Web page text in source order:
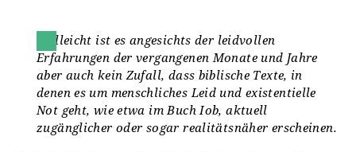
Vielleicht ist es angesichts der leidvollen
Erfahrungen der vergangenen Monate und Jahre
aber auch kein Zufall, dass biblische Texte, in
denen es um menschliches Leid und existentielle
Not geht, wie etwa im Buch Iob, aktuell
zugänglicher oder sogar realitätsnäher erscheinen.